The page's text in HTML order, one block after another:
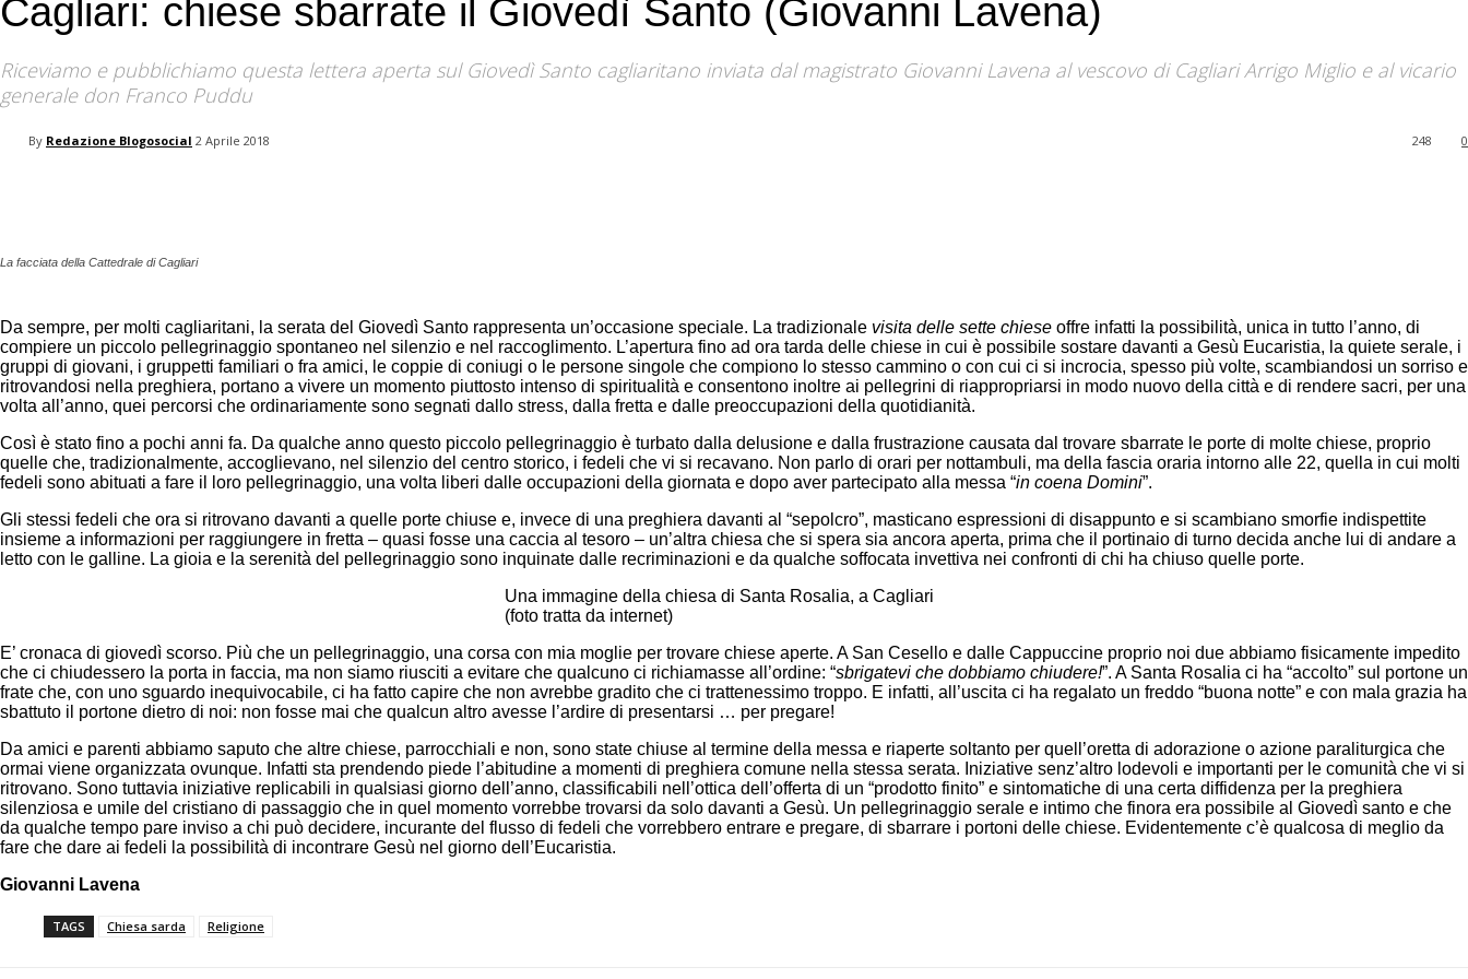
your email
Cagliari: chiese sbarrate il Giovedì Santo (Giovanni Lavena)
Riceviamo e pubblichiamo questa lettera aperta sul Giovedì Santo cagliaritano inviata dal magistrato Giovanni Lavena al vescovo di Cagliari Arrigo Miglio e al vicario
generale don Franco Puddu
By Redazione Blogosocial 2 Aprile 2018 0
248
La facciata della Cattedrale di Cagliari
Da sempre, per molti cagliaritani, la serata del Giovedì Santo rappresenta un’occasione speciale. La tradizionale visita delle sette chiese offre infatti la possibilità, unica in tutto l’anno, di
compiere un piccolo pellegrinaggio spontaneo nel silenzio e nel raccoglimento. L’apertura fino ad ora tarda delle chiese in cui è possibile sostare davanti a Gesù Eucaristia, la quiete serale, i
gruppi di giovani, i gruppetti familiari o fra amici, le coppie di coniugi o le persone singole che compiono lo stesso cammino o con cui ci si incrocia, spesso più volte, scambiandosi un sorriso e
ritrovandosi nella preghiera, portano a vivere un momento piuttosto intenso di spiritualità e consentono inoltre ai pellegrini di riappropriarsi in modo nuovo della città e di rendere sacri, per una
volta all’anno, quei percorsi che ordinariamente sono segnati dallo stress, dalla fretta e dalle preoccupazioni della quotidianità.
Così è stato fino a pochi anni fa. Da qualche anno questo piccolo pellegrinaggio è turbato dalla delusione e dalla frustrazione causata dal trovare sbarrate le porte di molte chiese, proprio
quelle che, tradizionalmente, accoglievano, nel silenzio del centro storico, i fedeli che vi si recavano. Non parlo di orari per nottambuli, ma della fascia oraria intorno alle 22, quella in cui molti
fedeli sono abituati a fare il loro pellegrinaggio, una volta liberi dalle occupazioni della giornata e dopo aver partecipato alla messa “in coena Domini”.
Gli stessi fedeli che ora si ritrovano davanti a quelle porte chiuse e, invece di una preghiera davanti al “sepolcro”, masticano espressioni di disappunto e si scambiano smorfie indispettite
insieme a informazioni per raggiungere in fretta – quasi fosse una caccia al tesoro – un’altra chiesa che si spera sia ancora aperta, prima che il portinaio di turno decida anche lui di andare a
letto con le galline. La gioia e la serenità del pellegrinaggio sono inquinate dalle recriminazioni e da qualche soffocata invettiva nei confronti di chi ha chiuso quelle porte.
Una immagine della chiesa di Santa Rosalia, a Cagliari
(foto tratta da internet)
E’ cronaca di giovedì scorso. Più che un pellegrinaggio, una corsa con mia moglie per trovare chiese aperte. A San Cesello e dalle Cappuccine proprio noi due abbiamo fisicamente impedito
che ci chiudessero la porta in faccia, ma non siamo riusciti a evitare che qualcuno ci richiamasse all’ordine: “sbrigatevi che dobbiamo chiudere!”. A Santa Rosalia ci ha “accolto” sul portone un
frate che, con uno sguardo inequivocabile, ci ha fatto capire che non avrebbe gradito che ci trattenessimo troppo. E infatti, all’uscita ci ha regalato un freddo “buona notte” e con mala grazia ha
sbattuto il portone dietro di noi: non fosse mai che qualcun altro avesse l’ardire di presentarsi … per pregare!
Da amici e parenti abbiamo saputo che altre chiese, parrocchiali e non, sono state chiuse al termine della messa e riaperte soltanto per quell’oretta di adorazione o azione paraliturgica che
ormai viene organizzata ovunque. Infatti sta prendendo piede l’abitudine a momenti di preghiera comune nella stessa serata. Iniziative senz’altro lodevoli e importanti per le comunità che vi si
ritrovano. Sono tuttavia iniziative replicabili in qualsiasi giorno dell’anno, classificabili nell’ottica dell’offerta di un “prodotto finito” e sintomatiche di una certa diffidenza per la preghiera
silenziosa e umile del cristiano di passaggio che in quel momento vorrebbe trovarsi da solo davanti a Gesù. Un pellegrinaggio serale e intimo che finora era possibile al Giovedì santo e che
da qualche tempo pare inviso a chi può decidere, incurante del flusso di fedeli che vorrebbero entrare e pregare, di sbarrare i portoni delle chiese. Evidentemente c’è qualcosa di meglio da
fare che dare ai fedeli la possibilità di incontrare Gesù nel giorno dell’Eucaristia.
Giovanni Lavena
TAGS Chiesa sarda Religione